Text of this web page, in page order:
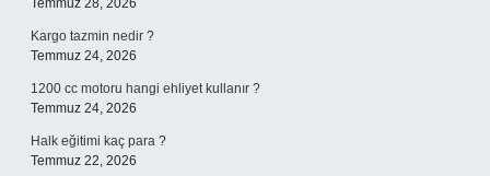
Temmuz 28, 2026
Kargo tazmin nedir ?
Temmuz 24, 2026
1200 cc motoru hangi ehliyet kullanır ?
Temmuz 24, 2026
Halk eğitimi kaç para ?
Temmuz 22, 2026